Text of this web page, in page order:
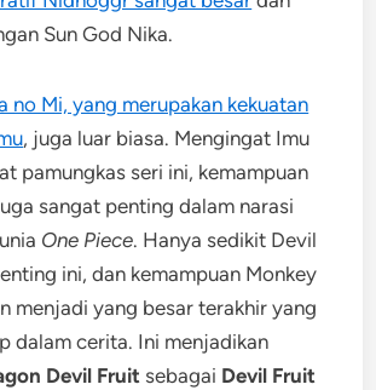
Sun God Nika.
no Mi, yang merupakan kekuatan
, juga luar biasa. Mengingat Imu
pamungkas seri ini, kemampuan
sangat penting dalam narasi
One Piece. Hanya sedikit Devil
ini, dan kemampuan Monkey
menjadi yang besar terakhir yang
dalam cerita. Ini menjadikan
Devil Fruit sebagai Devil Fruit